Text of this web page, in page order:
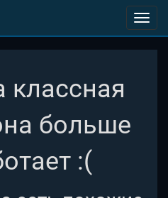
классная
больше
:(